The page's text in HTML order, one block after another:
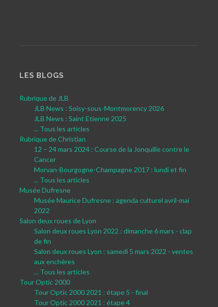
LES BLOGS
Rubrique de JLB
JLB News : Soisy-sous-Montmorency 2026
JLB News : Saint Etienne 2025
... Tous les articles
Rubrique de Christian
12 – 24 mars 2024 : Course de la Jonquille contre le
Cancer
Morvan-Bourgogne-Champagne 2017 : lundi et fin
... Tous les articles
Musée Dufresne
Musée Maurice Dufresne : agenda culturel avril-mai
2022
Salon deux roues de Lyon
Salon deux roues Lyon 2022 : dimanche 6 mars - clap
de fin
Salon deux roues Lyon : samedi 5 mars 2022 - ventes
aux enchères
... Tous les articles
Tour Optic 2000
Tour Optic 2000 2021 : étape 5 - final
Tour Optic 2000 2021 : étape 4